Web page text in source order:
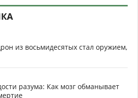
из восьмидесятых стал оружием,
разума: Как мозг обманывает